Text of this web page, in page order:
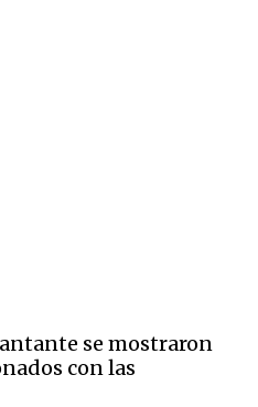
se mostraron
con las